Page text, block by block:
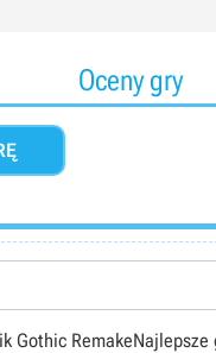
Oceny gry
Gothic RemakeNajlepsze